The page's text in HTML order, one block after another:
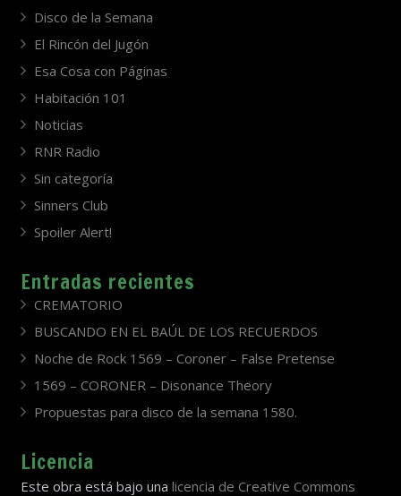
Disco de la Semana
El Rincón del Jugón
Esa Cosa con Páginas
Habitación 101
Noticias
RNR Radio
Sin categoría
Sinners Club
Spoiler Alert!
Entradas recientes
CREMATORIO
BUSCANDO EN EL BAÚL DE LOS RECUERDOS
Noche de Rock 1569 – Coroner – False Pretense
1569 – CORONER – Disonance Theory
Propuestas para disco de la semana 1580.
Licencia
Este obra está bajo una licencia de Creative Commons